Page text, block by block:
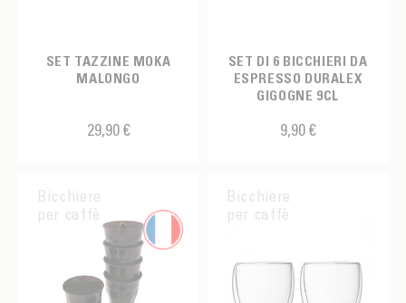
SET TAZZINE MOKA
MALONGO
29,90 €
SET DI 6 BICCHIERI DA
ESPRESSO DURALEX
GIGOGNE 9CL
9,90 €
Bicchiere
per caffè
Bicchiere
per caffè